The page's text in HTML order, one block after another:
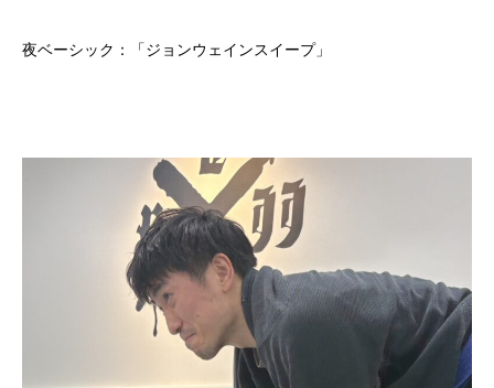
夜ベーシック：「ジョンウェインスイープ」